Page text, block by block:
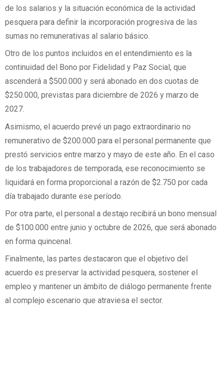
de los salarios y la situación económica de la actividad
pesquera para definir la incorporación progresiva de las
sumas no remunerativas al salario básico.
Otro de los puntos incluidos en el entendimiento es la
continuidad del Bono por Fidelidad y Paz Social, que
ascenderá a $500.000 y será abonado en dos cuotas de
$250.000, previstas para diciembre de 2026 y marzo de
2027.
Asimismo, el acuerdo prevé un pago extraordinario no
remunerativo de $200.000 para el personal permanente que
prestó servicios entre marzo y mayo de este año. En el caso
de los trabajadores de temporada, ese reconocimiento se
liquidará en forma proporcional a razón de $2.750 por cada
día trabajado durante ese período.
Por otra parte, el personal a destajo recibirá un bono mensual
de $100.000 entre junio y octubre de 2026, que será abonado
en forma quincenal.
Finalmente, las partes destacaron que el objetivo del
acuerdo es preservar la actividad pesquera, sostener el
empleo y mantener un ámbito de diálogo permanente frente
al complejo escenario que atraviesa el sector.